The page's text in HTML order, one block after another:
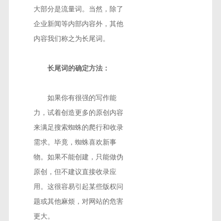
大部分是流量词。当然，除了
企业新闻等内部内容外，其他
内容我们称之为长尾词。
长尾词的确定方法：
如果你有很强的写作能
力，试着创造更多的原创内容
来满足搜索蜘蛛的爬行和收录
需求。毕竟，蜘蛛喜欢新事
物。如果不能创建，只能做伪
原创，但不建议直接收录应
用。这很容易引起某些版权问
题或其他麻烦，对网站的危害
更大。